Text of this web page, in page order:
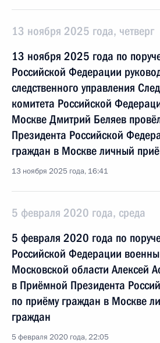
13 ноября 2025 года, четверг
13 ноября 2025 года по
Российской Федерации
следственного управления
комитета Российской
Москве Дмитрий Беляев
Президента Российской
граждан в Москве личный
13 ноября 2025 года, 16:41
5 февраля 2020 года, среда
5 февраля 2020 года по
Российской Федерации
Московской области Алексей
в Приёмной Президента
по приёму граждан в Москве
граждан
5 февраля 2020 года, 22:05